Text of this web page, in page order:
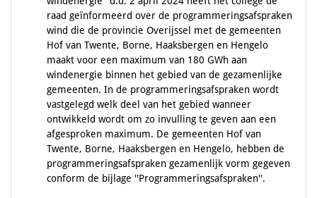
raad geïnformeerd over de programmeringsafspraken
wind die de provincie Overijssel met de gemeenten
Hof van Twente, Borne, Haaksbergen en Hengelo
maakt voor een maximum van 180 GWh aan
windenergie binnen het gebied van de gezamenlijke
gemeenten. In de programmeringsafspraken wordt
vastgelegd welk deel van het gebied wanneer
ontwikkeld wordt om zo invulling te geven aan een
afgesproken maximum. De gemeenten Hof van
Twente, Borne, Haaksbergen en Hengelo, hebben de
programmeringsafspraken gezamenlijk vorm gegeven
conform de bijlage ''Programmeringsafspraken''.